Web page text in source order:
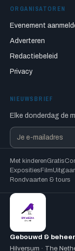
ORGANISATOREN
Evenement
Adverteren
Redactiebeleid
Privacy
NIEUWSBRIEF
Elke donderdag de
Met kinderenGratis
Exposities Film
Rondvaarten & tours
Gebouwd &
Hilversum · The